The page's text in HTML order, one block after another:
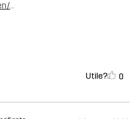
Balsam Green/Shadow
Utile? 0